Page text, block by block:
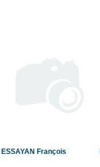
ESSAYAN François